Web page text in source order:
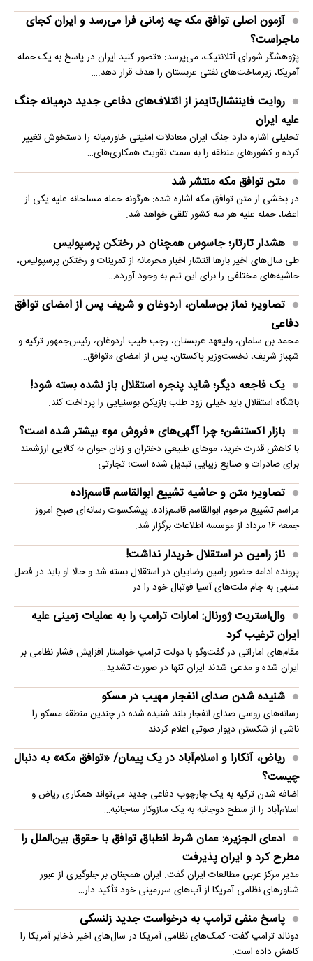
آزمون اصلی توافق مکه چه زمانی فرا می‌رسد و ایران کجای
ماجراست؟
پژوهشگر شورای آتلانتیک، می‌پرسد: «تصور کنید ایران در پاسخ به یک حمله
آمریکا، زیرساخت‌های نفتی عربستان را هدف قرار دهد.…
روایت فایننشال‌تایمز از ائتلاف‌های دفاعی جدید درمیانه جنگ
علیه ایران
تحلیلی اشاره دارد جنگ ایران معادلات امنیتی خاورمیانه را دستخوش تغییر
کرده و کشورهای منطقه را به سمت تقویت همکاری‌های…
متن توافق مکه منتشر شد
در بخشی از متن توافق مکه اشاره شده: هرگونه حمله مسلحانه علیه یکی از
اعضا، حمله علیه هر سه کشور تلقی خواهد شد.
هشدار تارتار؛ جاسوس همچنان در رختکن پرسپولیس
طی سال‌های اخیر بارها انتشار اخبار محرمانه از تمرینات و رختکن پرسپولیس،
حاشیه‌های مختلفی را برای این تیم به وجود آورده…
تصاویر؛ نماز بن‌سلمان، اردوغان و شریف پس از امضای توافق
دفاعی
محمد بن سلمان، ولیعهد عربستان، رجب طیب اردوغان، رئیس‌جمهور ترکیه و
شهباز شریف، نخست‌وزیر پاکستان، پس از امضای «توافق…
یک فاجعه دیگر؛ شاید پنجره استقلال باز نشده بسته شود!
باشگاه استقلال باید خیلی زود طلب بازیکن بوسنیایی را پرداخت کند.
بازار اکستنشن؛ چرا آگهی‌های «فروش مو» بیشتر شده است؟
با کاهش قدرت خرید، موهای طبیعی دختران و زنان جوان به کالایی ارزشمند
برای صادرات و صنایع زیبایی تبدیل شده است؛ تجارتی…
تصاویر؛ متن و حاشیه تشییع ابوالقاسم قاسم‌زاده
مراسم تشییع مرحوم ابوالقاسم قاسم‌زاده، پیشکسوت رسانه‌ای صبح امروز
جمعه ۱۶ مرداد از موسسه اطلاعات برگزار شد.
ناز رامین در استقلال خریدار نداشت!
پرونده ادامه حضور رامین رضاییان در استقلال بسته شد و حالا او باید در فصل
منتهی به جام ملت‌های آسیا فوتبال خود را در…
وال‌استریت ژورنال: امارات ترامپ را به عملیات زمینی علیه
ایران ترغیب کرد
مقام‌های اماراتی در گفت‌وگو با دولت ترامپ خواستار افزایش فشار نظامی بر
ایران شده و مدعی شدند ایران تنها در صورت تشدید…
شنیده شدن صدای انفجار مهیب در مسکو
رسانه‌های روسی صدای انفجار بلند شنیده شده در چندین منطقه مسکو را
ناشی از شکستن دیوار صوتی اعلام کردند.
ریاض، آنکارا و اسلام‌آباد در یک پیمان/ «توافق مکه» به دنبال
چیست؟
اضافه شدن ترکیه به یک چارچوب دفاعی جدید می‌تواند همکاری ریاض و
اسلام‌آباد را از سطح دوجانبه به یک سازوکار سه‌جانبه…
ادعای الجزیره: عمان شرط انطباق توافق با حقوق بین‌الملل را
مطرح کرد و ایران پذیرفت
مدیر مرکز عربی مطالعات ایران گفت: ایران همچنان بر جلوگیری از عبور
شناورهای نظامی آمریکا از آب‌های سرزمینی خود تأکید دار…
پاسخ منفی ترامپ به درخواست جدید زلنسکی
دونالد ترامپ گفت: کمک‌های نظامی آمریکا در سال‌های اخیر ذخایر آمریکا را
کاهش داده است.